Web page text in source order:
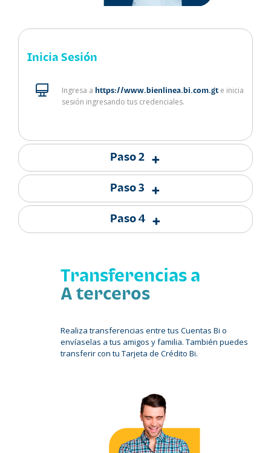
Inicia Sesión
Ingresa a https://www.bienlinea.bi.com.gt e inicia
sesión ingresando tus credenciales.
+
Paso 2
+
Paso 3
+
Paso 4
Transferencias a
A terceros
Realiza transferencias entre tus Cuentas Bi o
envíaselas a tus amigos y familia. También puedes
transferir con tu Tarjeta de Crédito Bi.